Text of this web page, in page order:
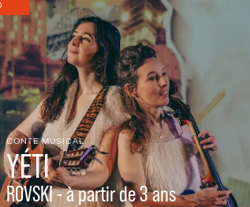
CONTE MUSICAL
YÉTI
ROVSKI - à partir de 3 ans